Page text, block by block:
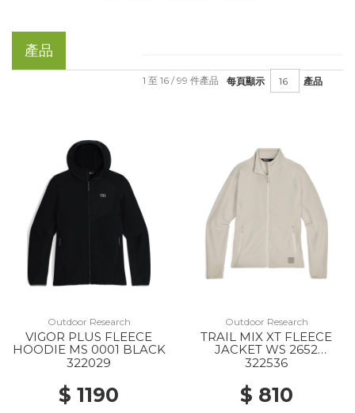
產品
每頁顯示 產品
1 至 16 / 99 件產品
Outdoor Research
VIGOR PLUS FLEECE
HOODIE MS 0001 BLACK
322029
$ 1190
Outdoor Research
TRAIL MIX XT FLEECE
JACKET WS 2652
OYSTER
322536
$ 810